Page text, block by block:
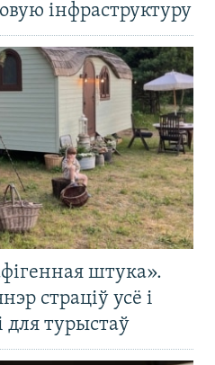
інфраструктуру
штука».
страціў усё і
для турыстаў